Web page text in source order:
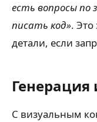
есть вопросы по
писать код». Это
детали, если
С визуальным